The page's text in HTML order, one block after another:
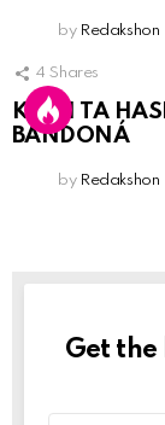
by Redakshon
4 Shares
KPCN TA
BANDONÁ
by Redakshon
Get